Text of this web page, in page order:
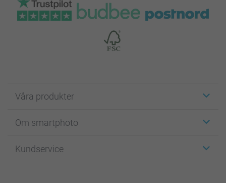
Våra produkter
Fotokort
Fotoböcker
Om smartphoto
För affiliates
Kundservice